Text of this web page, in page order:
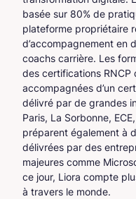
basée sur 80% de
plateforme propriétaire
d’accompagnement en
coachs carrière. Les
des certifications RNCP
accompagnées d’un
délivré par de grandes
Paris, La Sorbonne,
préparent également à
délivrées par des
majeures comme
ce jour, Liora compte
à travers le monde.